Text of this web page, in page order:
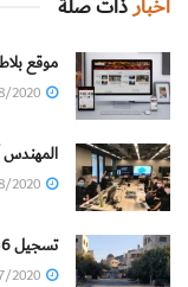
موقع
المهندس
تسجيل 36 اصابة جديدة بكورونا في بلاطة البلد